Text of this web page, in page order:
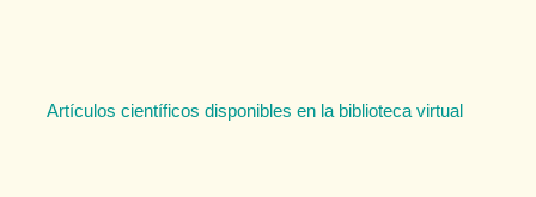
Artículos científicos disponibles en la biblioteca virtual